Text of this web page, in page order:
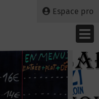
Espace pro